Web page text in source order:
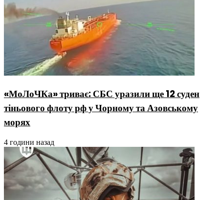
«МоЛоЧКа» триває: СБС уразили ще 12 суден
тіньового флоту рф у Чорному та Азовському
морях
4 години назад